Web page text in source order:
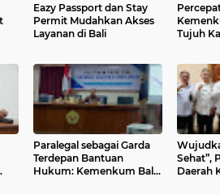
Eazy Passport dan Stay
Permit Mudahkan Akses
Layanan di Bali
Tujuh
Paralegal sebagai Garda
Terdepan Bantuan
Hukum: Kemenkum Bali
Sehat”,
Daerah